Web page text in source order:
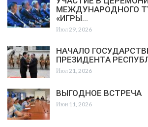
МЕЖДУНАРОДНОГО
«ИГРЫ…
Июл 29, 2026
НАЧАЛО
ПРЕЗИДЕНТА
Июл 21, 2026
ВЫГОДНОЕ ВСТРЕЧА
Июн 11, 2026